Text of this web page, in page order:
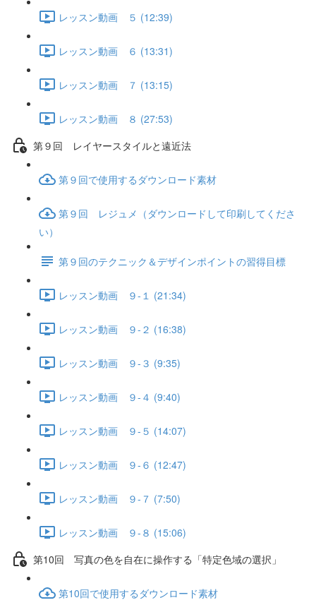
レッスン動画 ５ (12:39)
レッスン動画 ６ (13:31)
レッスン動画 ７ (13:15)
レッスン動画 ８ (27:53)
第９回 レイヤースタイルと遠近法
第９回で使用するダウンロード素材
第９回 レジュメ（ダウンロードして印刷してくださ
い）
第９回のテクニック＆デザインポイントの習得目標
レッスン動画 ９-１ (21:34)
レッスン動画 ９-２ (16:38)
レッスン動画 ９-３ (9:35)
レッスン動画 ９-４ (9:40)
レッスン動画 ９-５ (14:07)
レッスン動画 ９-６ (12:47)
レッスン動画 ９-７ (7:50)
レッスン動画 ９-８ (15:06)
第10回 写真の色を自在に操作する「特定色域の選択」
第10回で使用するダウンロード素材